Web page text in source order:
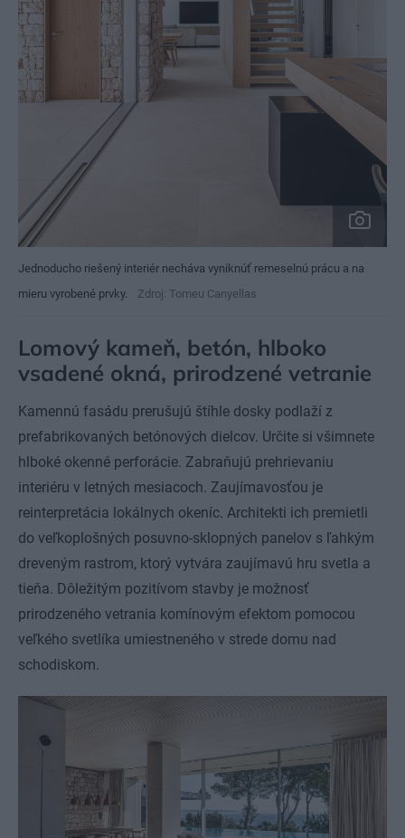
Jednoducho riešený interiér necháva vyniknúť remeselnú prácu a na
mieru vyrobené prvky.
Zdroj: Tomeu Canyellas
Lomový kameň, betón, hlboko
vsadené okná, prirodzené vetranie
Kamennú fasádu prerušujú štíhle dosky podlaží z
prefabrikovaných betónových dielcov. Určite si všimnete
hlboké okenné perforácie. Zabraňujú prehrievaniu
interiéru v letných mesiacoch. Zaujímavosťou je
reinterpretácia lokálnych okeníc. Architekti ich premietli
do veľkoplošných posuvno-sklopných panelov s ľahkým
dreveným rastrom, ktorý vytvára zaujímavú hru svetla a
tieňa. Dôležitým pozitívom stavby je možnosť
prirodzeného vetrania komínovým efektom pomocou
veľkého svetlíka umiestneného v strede domu nad
schodiskom.